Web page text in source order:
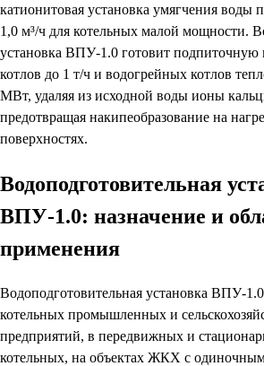
катионитовая установка умягчения воды
1,0 м³/ч для котельных малой мощности.
установка ВПУ-1.0 готовит подпиточную
котлов до 1 т/ч и водогрейных котлов
МВт, удаляя из исходной воды ионы
предотвращая накипеобразование на
поверхностях.
Водоподготовительная
ВПУ-1.0: назначение и
применения
Водоподготовительная установка ВПУ-
котельных промышленных и
предприятий, в передвижных и
котельных, на объектах ЖКХ с